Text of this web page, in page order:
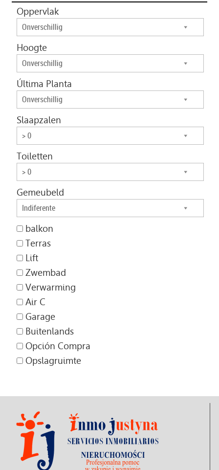
Oppervlak
Onverschillig
Hoogte
Onverschillig
Última Planta
Onverschillig
Slaapzalen
> 0
Toiletten
> 0
Gemeubeld
Indiferente
balkon
Terras
Lift
Zwembad
Verwarming
Air C
Garage
Buitenlands
Opción Compra
Opslagruimte